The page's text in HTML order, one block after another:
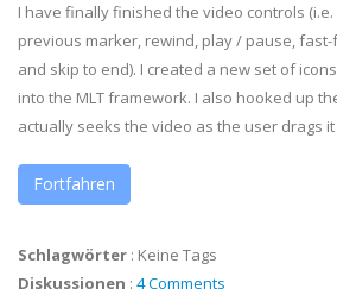
I have finally finished the video controls
previous marker, rewind, play / pause,
and skip to end). I created a new set of
into the MLT framework. I also hooked up
actually seeks the video as the user drags it
Fortfahren
Schlagwörter : Keine Tags
Diskussionen : 4 Comments